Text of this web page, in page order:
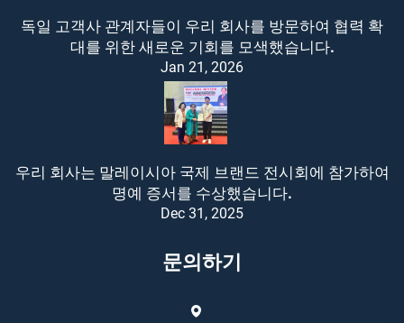
독일 고객사 관계자들이 우리 회사를 방문하여 협력 확
대를 위한 새로운 기회를 모색했습니다.
Jan 21, 2026
우리 회사는 말레이시아 국제 브랜드 전시회에 참가하여
명예 증서를 수상했습니다.
Dec 31, 2025
문의하기